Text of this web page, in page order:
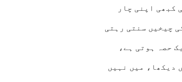
ہی کبھی اپنی چار
چیخیں سنتی رہتی
حصہ ہوتی ہے،
دیکھا، میں نہیں